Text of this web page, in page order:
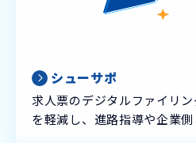
シューサポ
求人票のデジタルファイリ
を軽減し、進路指導や企業